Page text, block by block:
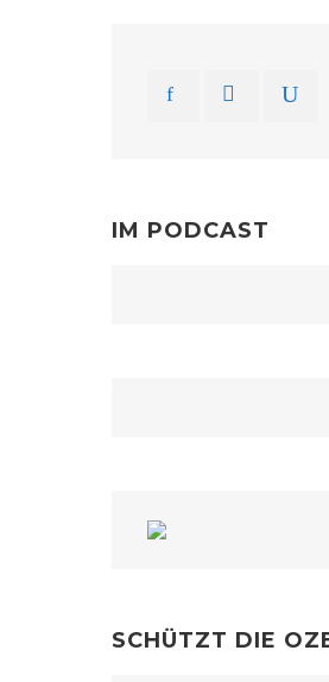
IM PODCAST
SCHÜTZT DIE